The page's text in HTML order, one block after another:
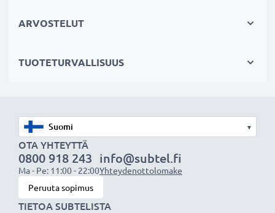
Valitse CELLONIC, etkä tingi laadusta. Tilaa nyt!
ARVOSTELUT
TUOTETURVALLISUUS
▾
OTA YHTEYTTÄ
0800 918 243
Ma - Pe: 11:00 - 22:00
info@subtel.fi
Yhteydenottolomake
Peruuta sopimus
TIETOA SUBTELISTA